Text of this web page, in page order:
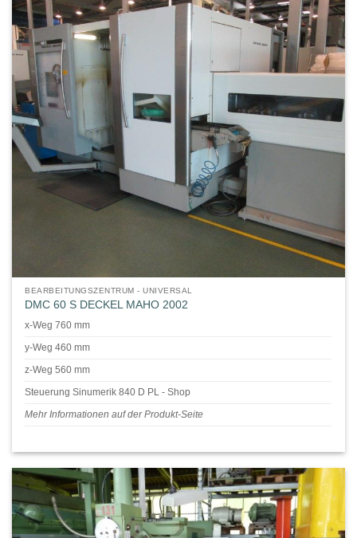
BEARBEITUNGSZENTRUM - UNIVERSAL
DMC 60 S DECKEL MAHO 2002
x-Weg 760 mm
y-Weg 460 mm
z-Weg 560 mm
Steuerung Sinumerik 840 D PL - Shop
Mehr Informationen auf der Produkt-Seite